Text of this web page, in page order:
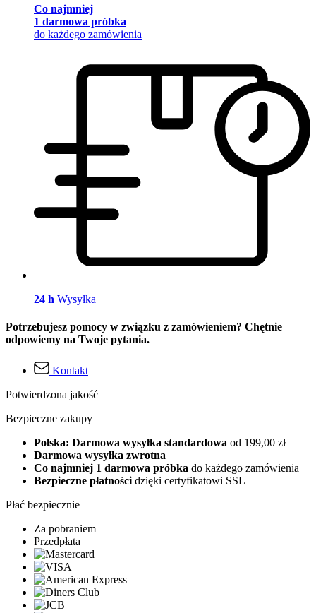
Co najmniej
1 darmowa próbka
do każdego zamówienia
24 h Wysyłka
Potrzebujesz pomocy w związku z zamówieniem? Chętnie
odpowiemy na Twoje pytania.
Kontakt
Potwierdzona jakość
Bezpieczne zakupy
Polska: Darmowa wysyłka standardowa od 199,00 zł
Darmowa wysyłka zwrotna
Co najmniej 1 darmowa próbka do każdego zamówienia
Bezpieczne płatności dzięki certyfikatowi SSL
Płać bezpiecznie
Za pobraniem
Przedpłata